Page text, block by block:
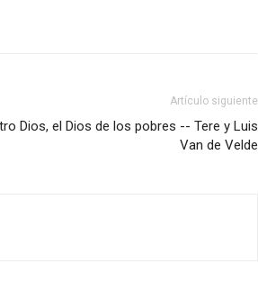
Artículo siguiente
Dios, el Dios de los pobres -- Tere y Luis
Van de Velde